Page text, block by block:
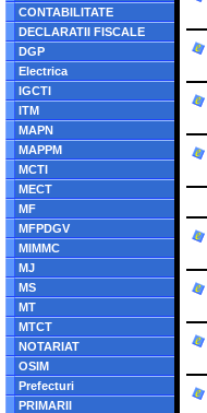
CONTABILITATE
DECLARATII FISCALE
DGP
Electrica
IGCTI
ITM
MAPN
MAPPM
MCTI
MECT
MF
MFPDGV
MIMMC
MJ
MS
MT
MTCT
NOTARIAT
OSIM
Prefecturi
PRIMARII